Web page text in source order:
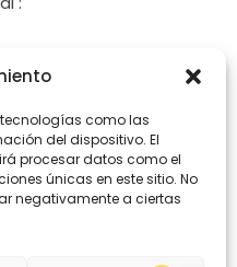
tecnologías como las
del dispositivo. El
procesar datos como el
únicas en este sitio. No
negativamente a ciertas